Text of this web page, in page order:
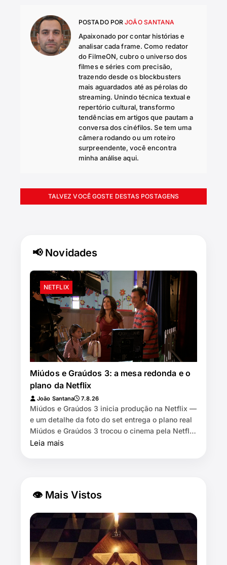
POSTADO POR JOÃO SANTANA
Apaixonado por contar histórias e
analisar cada frame. Como redator
do FilmeON, cubro o universo dos
filmes e séries com precisão,
trazendo desde os blockbusters
mais aguardados até as pérolas do
streaming. Unindo técnica textual e
repertório cultural, transformo
tendências em artigos que pautam a
conversa dos cinéfilos. Se tem uma
câmera rodando ou um roteiro
surpreendente, você encontra
minha análise aqui.
TALVEZ VOCÊ GOSTE DESTAS POSTAGENS
📢 Novidades
NETFLIX
Miúdos e Graúdos 3: a mesa redonda e o
plano da Netflix
João Santana 7.8.26
Miúdos e Graúdos 3 inicia produção na Netflix —
e um detalhe da foto do set entrega o plano real
Miúdos e Graúdos 3 trocou o cinema pela Netflix
⏱️ 7 min de leitura …
Leia mais
👁 Mais Vistos